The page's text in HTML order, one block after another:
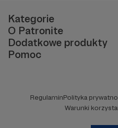
Kategorie
O Patronite
Dodatkowe produkty
Pomoc
RegulaminPolityka
Warunki